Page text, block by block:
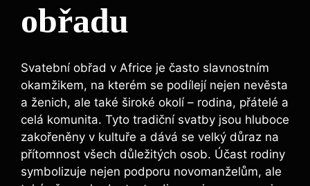
obřadu
Svatební obřad v Africe je často slavnostním
okamžikem, na kterém se podílejí nejen nevěsta
a ženich, ale také široké okolí – rodina, přátelé a
celá komunita. Tyto tradiční svatby jsou hluboce
zakořeněny v kultuře a dává se velký důraz na
přítomnost všech důležitých osob. Účast rodiny
symbolizuje nejen podporu novomanželům, ale